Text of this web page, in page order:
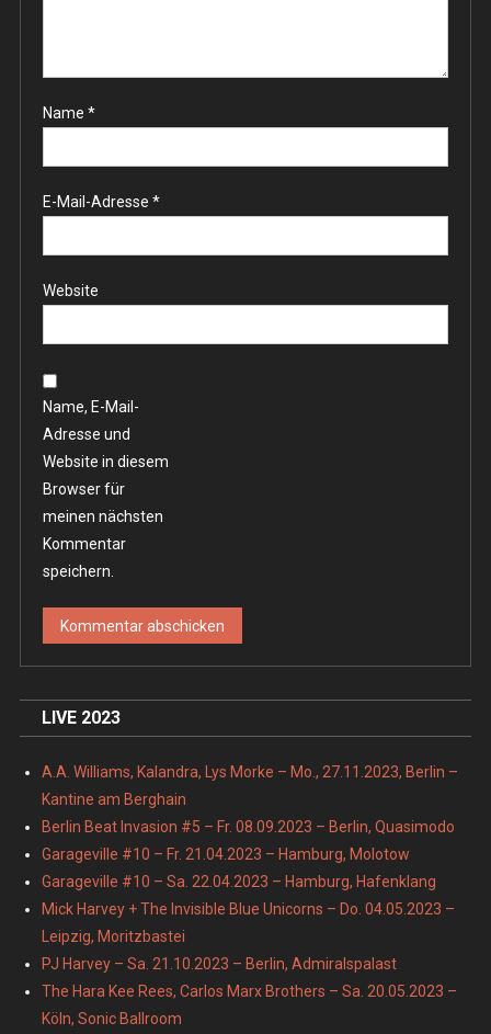
Name *
E-Mail-Adresse *
Website
Name, E-Mail-
Adresse und
Website in diesem
Browser für
meinen nächsten
Kommentar
speichern.
LIVE 2023
A.A. Williams, Kalandra, Lys Morke – Mo., 27.11.2023, Berlin –
Kantine am Berghain
Berlin Beat Invasion #5 – Fr. 08.09.2023 – Berlin, Quasimodo
Garageville #10 – Fr. 21.04.2023 – Hamburg, Molotow
Garageville #10 – Sa. 22.04.2023 – Hamburg, Hafenklang
Mick Harvey + The Invisible Blue Unicorns – Do. 04.05.2023 –
Leipzig, Moritzbastei
PJ Harvey – Sa. 21.10.2023 – Berlin, Admiralspalast
The Hara Kee Rees, Carlos Marx Brothers – Sa. 20.05.2023 –
Köln, Sonic Ballroom